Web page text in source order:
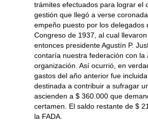
trámites efectuados para lograr el
gestión que llegó a verse
empeño puesto por los delegados
Congreso de 1937, al cual
entonces presidente Agustín P.
contaría nuestra federación con
organización. Así ocurrió, en
gastos del año anterior fue
destinada a contribuir a sufragar
ascienden a $ 360.000 que
certamen. El saldo restante de $
la FADA.